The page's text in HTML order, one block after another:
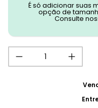
É só adicionar suas
opção de
Consulte